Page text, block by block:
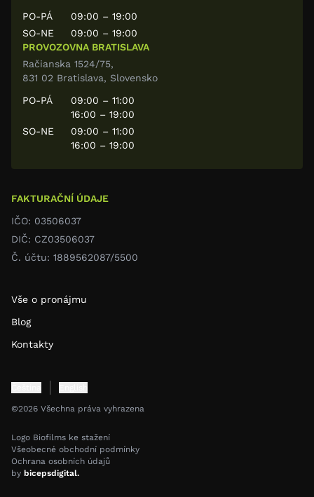
Vše o pronájmu
Blog
Kontakty
FAKTURAČNÍ ÚDAJE
IČO: 03506037
DIČ: CZ03506037
Č. účtu: 1889562087/5500
PO-PÁ
09:00 – 19:00
SO-NE
09:00 – 19:00
PROVOZOVNA BRATISLAVA
Račianska 1524/75,
831 02 Bratislava, Slovensko
PO-PÁ
09:00 – 11:00
16:00 – 19:00
SO-NE
09:00 – 11:00
16:00 – 19:00
©2026 Všechna práva vyhrazena
Logo Biofilms ke stažení
Všeobecné obchodní podmínky
Ochrana osobních údajů
by bicepsdigital.